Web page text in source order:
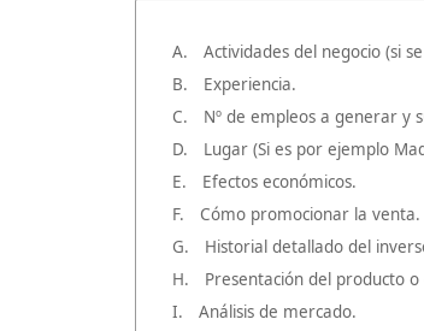
A. Actividades del negocio (si
B. Experiencia.
C. Nº de empleos a generar y
D. Lugar (Si es por ejemplo
E. Efectos económicos.
F. Cómo promocionar la venta.
G. Historial detallado del
H. Presentación del producto o
I. Análisis de mercado.